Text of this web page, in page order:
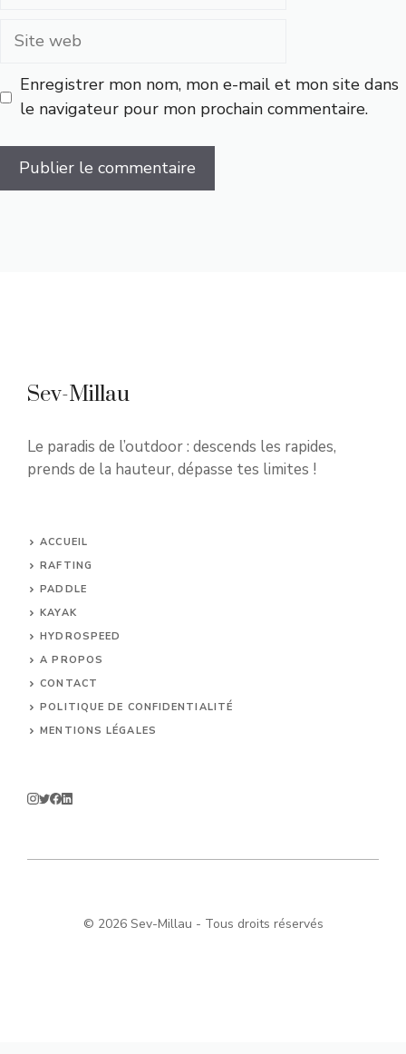
Site
Enregistrer mon nom, mon e-mail et mon site dans
le navigateur pour mon prochain commentaire.
Sev-Millau
Le paradis de l’outdoor : descends les rapides,
prends de la hauteur, dépasse tes limites !
ACCUEIL
RAFTING
PADDLE
KAYAK
HYDROSPEED
A PROPOS
CONTACT
POLITIQUE DE CONFIDENTIALITÉ
MENTIONS LÉGALES
© 2026 Sev-Millau - Tous droits réservés